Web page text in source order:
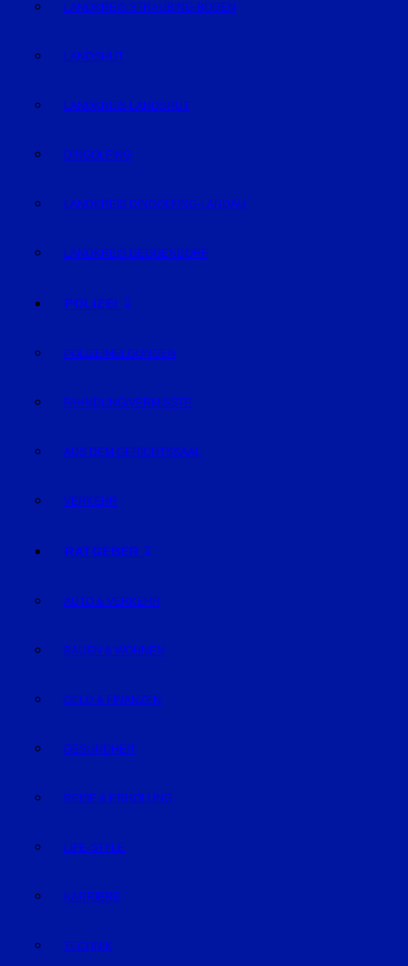
LANDKREIS STRAUBING-BOGEN
LANDSHUT
LANDKREIS LANDSHUT
DINGOLFING
LANDKREIS DINGOLFING-LANDAU
LANDKREIS DEGGENDORF
POLIZEI
POLIZEIMELDUNGEN
FAHNDUNG/VERMISSTE
AUS DEM GERICHTSSAAL
VERKEHR
RATGEBER
AUTO & VERKEHR
BAUEN & WOHNEN
GELD & FINANZEN
GESUNDHEIT
REISE & ERHOLUNG
LIFE-STYLE
KARRIERE
TECHNIK